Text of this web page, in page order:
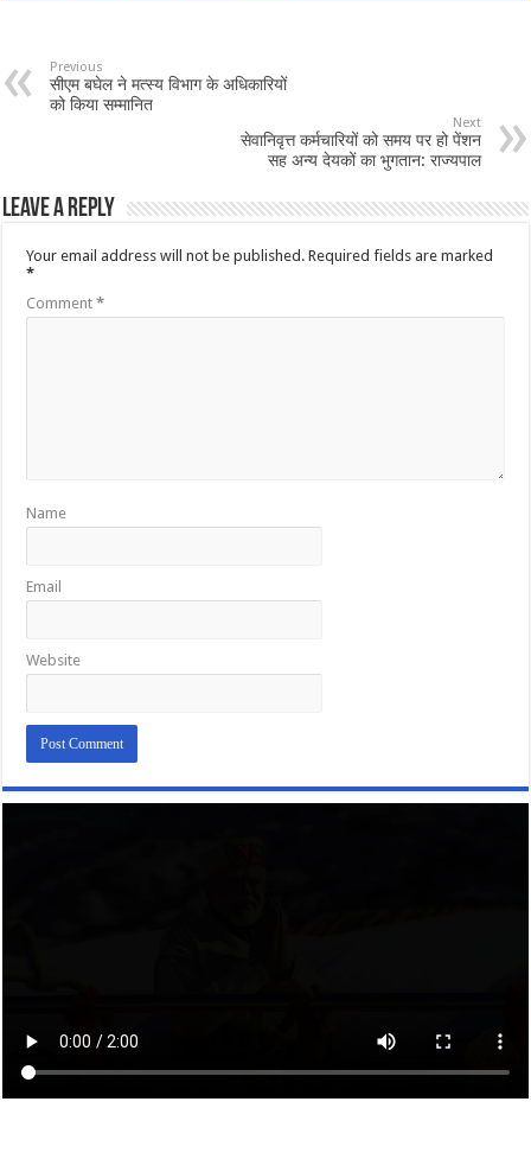
Previous
सीएम बघेल ने मत्स्य विभाग के अधिकारियों
को किया सम्मानित
Next
सेवानिवृत्त कर्मचारियों को समय पर हो पेंशन
सह अन्य देयकों का भुगतान: राज्यपाल
Leave a Reply
Your email address will not be published. Required fields are marked
*
Comment*
Name
Email
Website